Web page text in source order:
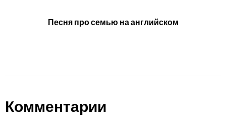
Песня про семью на английском
Комментарии